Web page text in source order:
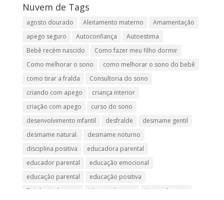
Nuvem de Tags
agosto dourado Aleitamento materno
Amamentação
apego seguro
Autoconfiança
Autoestima
Bebê recém nascido
Como fazer meu filho dormir
Como melhorar o sono
como melhorar o sono do bebê
como tirar a fralda
Consultoria do sono
criando com apego
criança interior
criação com apego
curso do sono
desenvolvimento infantil
desfralde
desmame gentil
desmame natural.
desmame noturno
disciplina positiva
educadora parental
educador parental
educação emocional
educação parental
educação positiva
Fisiologia do sono
Higiene do sono
Horas de sono